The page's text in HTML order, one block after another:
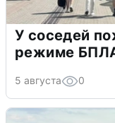
У соседей
режиме
5 августа 0